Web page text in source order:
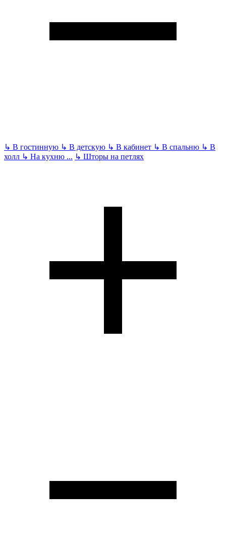
↳ В гостинную ↳ В детскую ↳ В кабинет ↳ В спальню ↳ В
холл ↳ На кухню ... ↳ Шторы на петлях